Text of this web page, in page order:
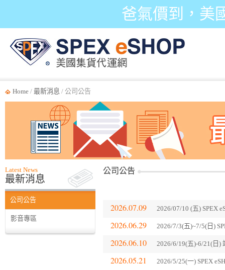
爸氣價到，美
Home / 最新消息 / 公司公告
Latest News
最新消息
公司公告
影音專區
公司公告
2026.07.09 2026/07/10 (五) SPEX
2026.06.29 2026/7/3(五)~7/5(日)
2026.06.10 2026/6/19(五)-6/21(日)
2026.05.21 2026/5/25(一) SPEX